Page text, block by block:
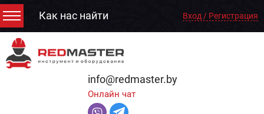
Как нас найти Вход / Регистрация
info@redmaster.by
Онлайн чат